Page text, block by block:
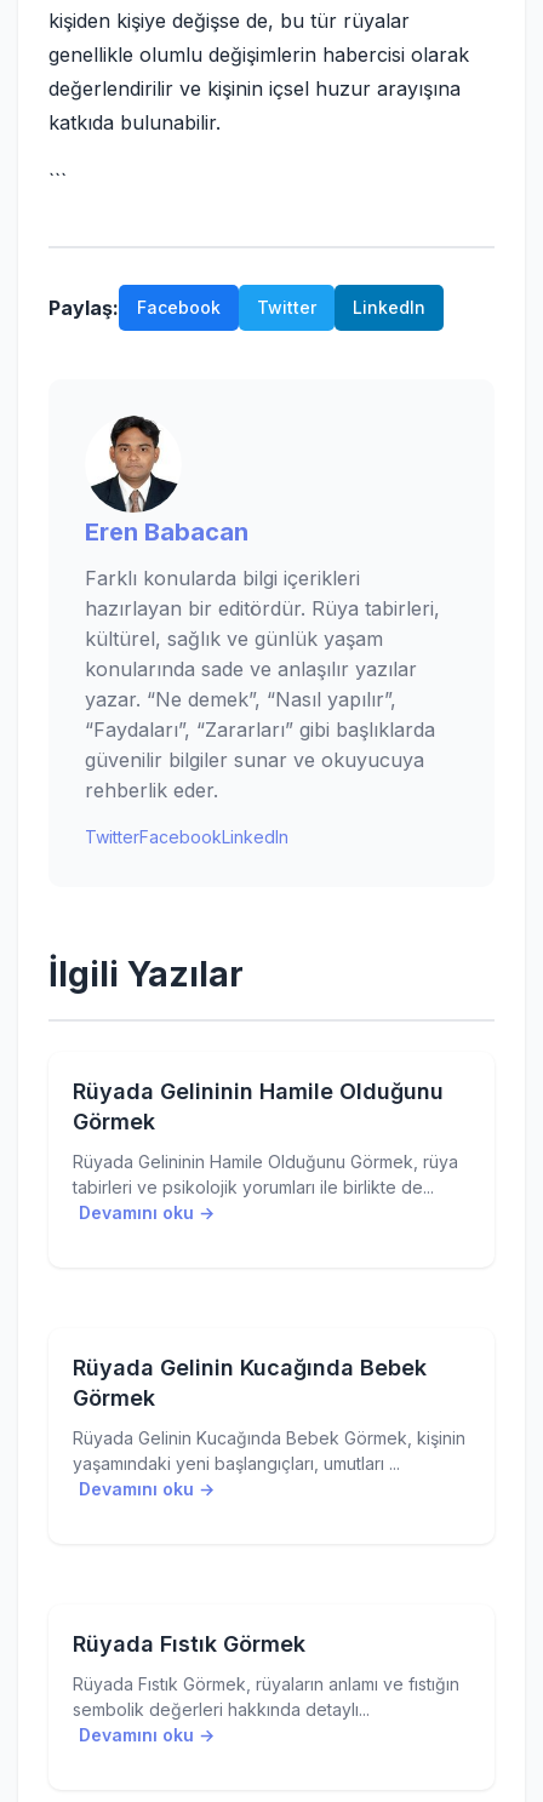
kişiden kişiye değişse de, bu tür rüyalar
genellikle olumlu değişimlerin habercisi olarak
değerlendirilir ve kişinin içsel huzur arayışına
katkıda bulunabilir.
```
Paylaş: Facebook Twitter LinkedIn
Eren Babacan
Farklı konularda bilgi içerikleri
hazırlayan bir editördür. Rüya tabirleri,
kültürel, sağlık ve günlük yaşam
konularında sade ve anlaşılır yazılar
yazar. “Ne demek”, “Nasıl yapılır”,
“Faydaları”, “Zararları” gibi başlıklarda
güvenilir bilgiler sunar ve okuyucuya
rehberlik eder.
TwitterFacebookLinkedIn
İlgili Yazılar
Rüyada Gelininin Hamile Olduğunu
Görmek
Rüyada Gelininin Hamile Olduğunu Görmek, rüya
tabirleri ve psikolojik yorumları ile birlikte de...
Devamını oku →
Rüyada Gelinin Kucağında Bebek
Görmek
Rüyada Gelinin Kucağında Bebek Görmek, kişinin
yaşamındaki yeni başlangıçları, umutları ...
Devamını oku →
Rüyada Fıstık Görmek
Rüyada Fıstık Görmek, rüyaların anlamı ve fıstığın
sembolik değerleri hakkında detaylı...
Devamını oku →